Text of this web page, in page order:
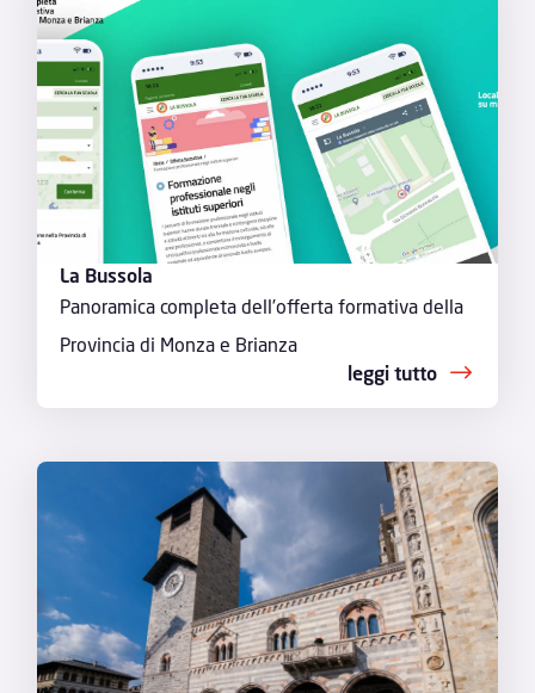
La Bussola
Panoramica completa dell’offerta formativa della
Provincia di Monza e Brianza
leggi tutto